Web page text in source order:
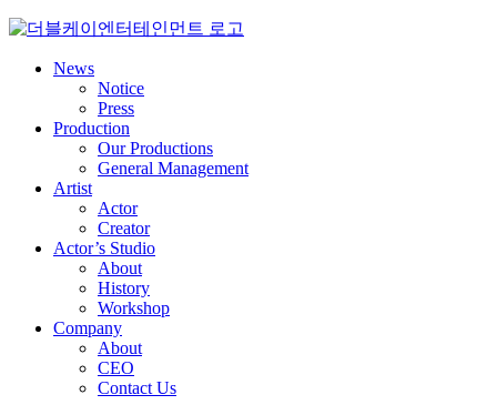
Skip
contentNews
Notice
Press
Production
Our Productions
General Management
Artist
Actor
Creator
Actor’s Studio
About
History
Workshop
Company
About
CEO
Contact Us